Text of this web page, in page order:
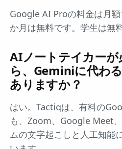
Google AI Proの料金は月
か月は無料です。学生は無
AIノートテイカーが
ら、Geminiに代わ
ありますか？
はい。Tactiqは、有料の
も、Zoom、Google Meet
ムの文字起こしと人工知能